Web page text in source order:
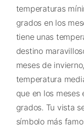
temperaturas
grados en los
tiene unas
destino
meses de
temperatura
que en los meses
grados. Tu vista
símbolo más